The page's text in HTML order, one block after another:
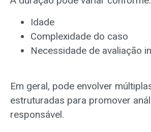
Idade
Complexidade do caso
Necessidade de avaliação
Em geral, pode envolver
estruturadas para promover
responsável.